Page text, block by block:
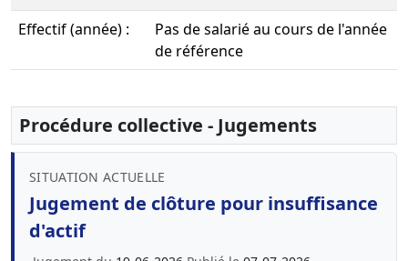
Effectif (année) :
Pas de salarié au cours de l'année
de référence
Procédure collective - Jugements
SITUATION ACTUELLE
Jugement de clôture pour insuffisance
d'actif